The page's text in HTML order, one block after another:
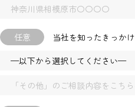
任意 当社を知ったきっかけ